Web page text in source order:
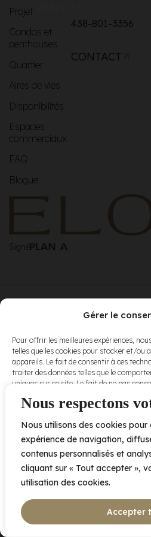
Nous respectons
Nous utilisons des cookies
expérience de navigation,
contenus personnalisés et
cliquant sur « Tout accepter »,
utilisation des cookies.
Accepter
Gérer le
Pour offrir les meilleures expériences,
telles que les cookies pour stocker et/ou
appareils. Le fait de consentir à ces
traiter des données telles que le
uniques sur ce site. Le fait de ne pas
et fonctions.
Refuser
Projet
Condos et
penthouses
Quartier
Aires de vies
Disponibilités
Espaces
commerciaux
FAQ
Blogue
438-801-3356
CONTACT
Signé
conditions
d’utilisationet
nospolitiques
de
confidentialité .
2005 av. de Bois-